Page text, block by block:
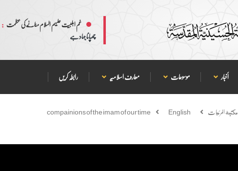
غم اہلبیت علیہم السلام منانے کی عظمت :
چھپانا جہاد ہے
أخبار موسوعات معارف اسلامیہ رابطہ کریں
مكتبة المرئيات English
compainions of the imam of our time